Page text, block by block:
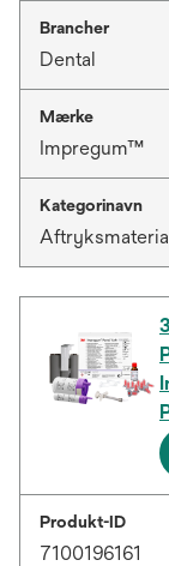
Brancher
Dental
Mærke
Impregum™
Kategorinavn
Produkt-ID
7100196161